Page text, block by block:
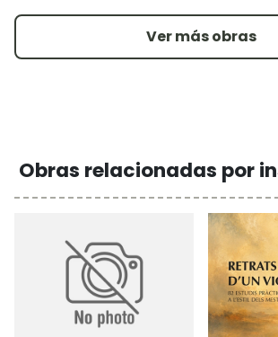
Ver más obras
Obras relacionadas por